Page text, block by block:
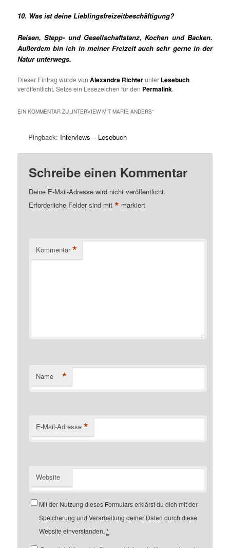
10. Was ist deine Lieblingsfreizeitbeschäftigung?
Reisen, Stepp- und Gesellschaftstanz, Kochen und Backen.
Außerdem bin ich in meiner Freizeit auch sehr gerne in der
Natur unterwegs.
Dieser Eintrag wurde vonAlexandra Richterunter Lesebuch
veröffentlicht. Setze ein Lesezeichen für den Permalink.
EIN KOMMENTAR ZU „ INTERVIEW MIT MARIE ANDERS“
Pingback: Interviews – Lesebuch
Schreibe einen Kommentar
Deine E-Mail-Adresse wird nicht veröffentlicht.
Erforderliche Felder sind mit* markiert
Kommentar *
Name *
E-Mail-Adresse *
Website
Mit der Nutzung dieses Formulars erklärst du dich mit der
Speicherung und Verarbeitung deiner Daten durch diese
Website einverstanden.*